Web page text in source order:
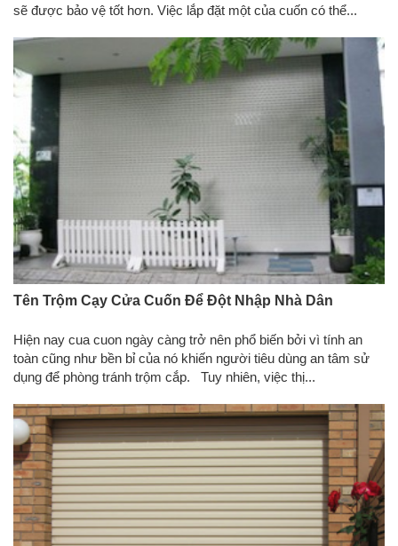
sẽ được bảo vệ tốt hơn. Việc lắp đặt một của cuốn có thể...
Tên Trộm Cạy Cửa Cuốn Để Đột Nhập Nhà Dân
Hiện nay cua cuon ngày càng trở nên phổ biến bởi vì tính an
toàn cũng như bền bỉ của nó khiến người tiêu dùng an tâm sử
dụng để phòng tránh trộm cắp. Tuy nhiên, việc thị...